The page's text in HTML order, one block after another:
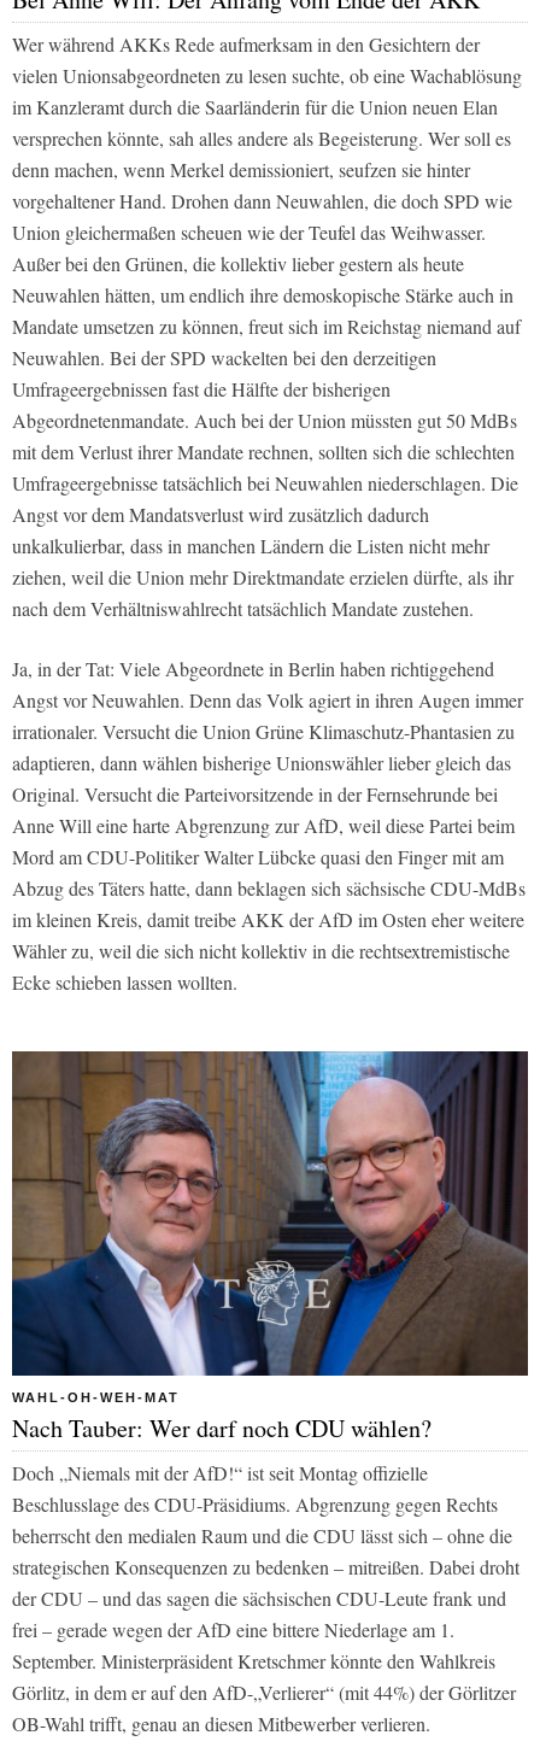
Wer während AKKs Rede aufmerksam in den Gesichtern der
vielen Unionsabgeordneten zu lesen suchte, ob eine Wachablösung
im Kanzleramt durch die Saarländerin für die Union neuen Elan
versprechen könnte, sah alles andere als Begeisterung. Wer soll es
denn machen, wenn Merkel demissioniert, seufzen sie hinter
vorgehaltener Hand. Drohen dann Neuwahlen, die doch SPD wie
Union gleichermaßen scheuen wie der Teufel das Weihwasser.
Außer bei den Grünen, die kollektiv lieber gestern als heute
Neuwahlen hätten, um endlich ihre demoskopische Stärke auch in
Mandate umsetzen zu können, freut sich im Reichstag niemand auf
Neuwahlen. Bei der SPD wackelten bei den derzeitigen
Umfrageergebnissen fast die Hälfte der bisherigen
Abgeordnetenmandate. Auch bei der Union müssten gut 50 MdBs
mit dem Verlust ihrer Mandate rechnen, sollten sich die schlechten
Umfrageergebnisse tatsächlich bei Neuwahlen niederschlagen. Die
Angst vor dem Mandatsverlust wird zusätzlich dadurch
unkalkulierbar, dass in manchen Ländern die Listen nicht mehr
ziehen, weil die Union mehr Direktmandate erzielen dürfte, als ihr
nach dem Verhältniswahlrecht tatsächlich Mandate zustehen.
Ja, in der Tat: Viele Abgeordnete in Berlin haben richtiggehend
Angst vor Neuwahlen. Denn das Volk agiert in ihren Augen immer
irrationaler. Versucht die Union Grüne Klimaschutz-Phantasien zu
adaptieren, dann wählen bisherige Unionswähler lieber gleich das
Original. Versucht die Parteivorsitzende in der Fernsehrunde bei
Anne Will eine harte Abgrenzung zur AfD, weil diese Partei beim
Mord am CDU-Politiker Walter Lübcke quasi den Finger mit am
Abzug des Täters hatte, dann beklagen sich sächsische CDU-MdBs
im kleinen Kreis, damit treibe AKK der AfD im Osten eher weitere
Wähler zu, weil die sich nicht kollektiv in die rechtsextremistische
Ecke schieben lassen wollten.
WAHL-OH-WEH-MAT
Nach Tauber: Wer darf noch CDU wählen?
Doch „Niemals mit der AfD!“ ist seit Montag offizielle
Beschlusslage des CDU-Präsidiums. Abgrenzung gegen Rechts
beherrscht den medialen Raum und die CDU lässt sich – ohne die
strategischen Konsequenzen zu bedenken – mitreißen. Dabei droht
der CDU – und das sagen die sächsischen CDU-Leute frank und
frei – gerade wegen der AfD eine bittere Niederlage am 1.
September. Ministerpräsident Kretschmer könnte den Wahlkreis
Görlitz, in dem er auf den AfD-„Verlierer“ (mit 44%) der Görlitzer
OB-Wahl trifft, genau an diesen Mitbewerber verlieren.